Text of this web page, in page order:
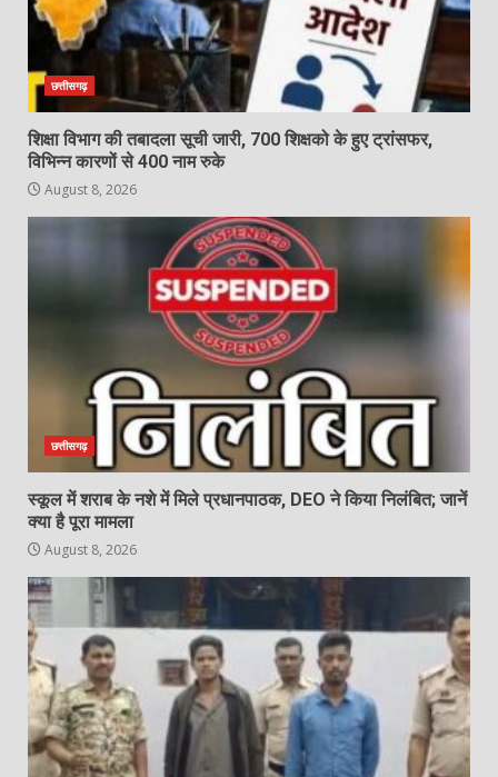
छत्तीसगढ़
शिक्षा विभाग की तबादला सूची जारी, 700 शिक्षको के हुए ट्रांसफर,
विभिन्न कारणों से 400 नाम रुके
August 8, 2026
छत्तीसगढ़
स्कूल में शराब के नशे में मिले प्रधानपाठक, DEO ने किया निलंबित; जानें
क्या है पूरा मामला
August 8, 2026